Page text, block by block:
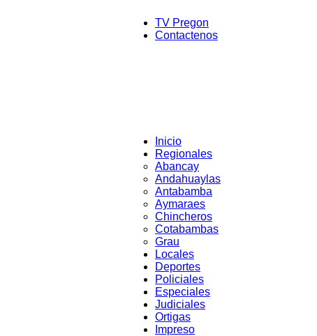
TV Pregon
Contactenos
Inicio
Regionales
Abancay
Andahuaylas
Antabamba
Aymaraes
Chincheros
Cotabambas
Grau
Locales
Deportes
Policiales
Especiales
Judiciales
Ortigas
Impreso